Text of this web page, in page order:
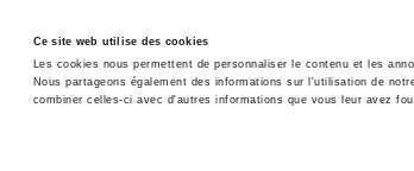
Ce site web utilise des cookies
Les cookies nous permettent de personnaliser le contenu et les
Nous partageons également des informations sur l'utilisation de
combiner celles-ci avec d'autres informations que vous leur avez
Home